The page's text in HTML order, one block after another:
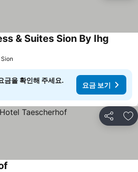
& Suites Sion By Ihg
Sion
금을 확인해 주세요.
요금 보기
공유 즐